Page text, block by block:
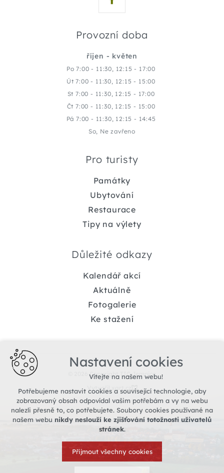
Provozní doba
říjen - květen
Po 7:00 - 11:30, 12:15 - 17:00
Út 7:00 - 11:30, 12:15 - 15:00
St 7:00 - 11:30, 12:15 - 17:00
Čt 7:00 - 11:30, 12:15 - 15:00
Pá 7:00 - 11:30, 12:15 - 14:45
So, Ne zavřeno
Pro turisty
Památky
Ubytování
Restaurace
Tipy na výlety
Důležité odkazy
Kalendář akcí
Aktuálně
Fotogalerie
Ke stažení
© 2026 Copyright TIC Jemnice
Vytvořil xart.cz
Nastavení cookies
Vítejte na našem webu!
Potřebujeme nastavit cookies a související technologie, aby
zobrazovaný obsah odpovídal vašim potřebám a vy na webu
nalezli přesně to, co potřebujete. Soubory cookies používané na
našem webu nikdy neslouží ke zjišťování totožnosti uživatelů
stránek.
Přijmout všechny cookies